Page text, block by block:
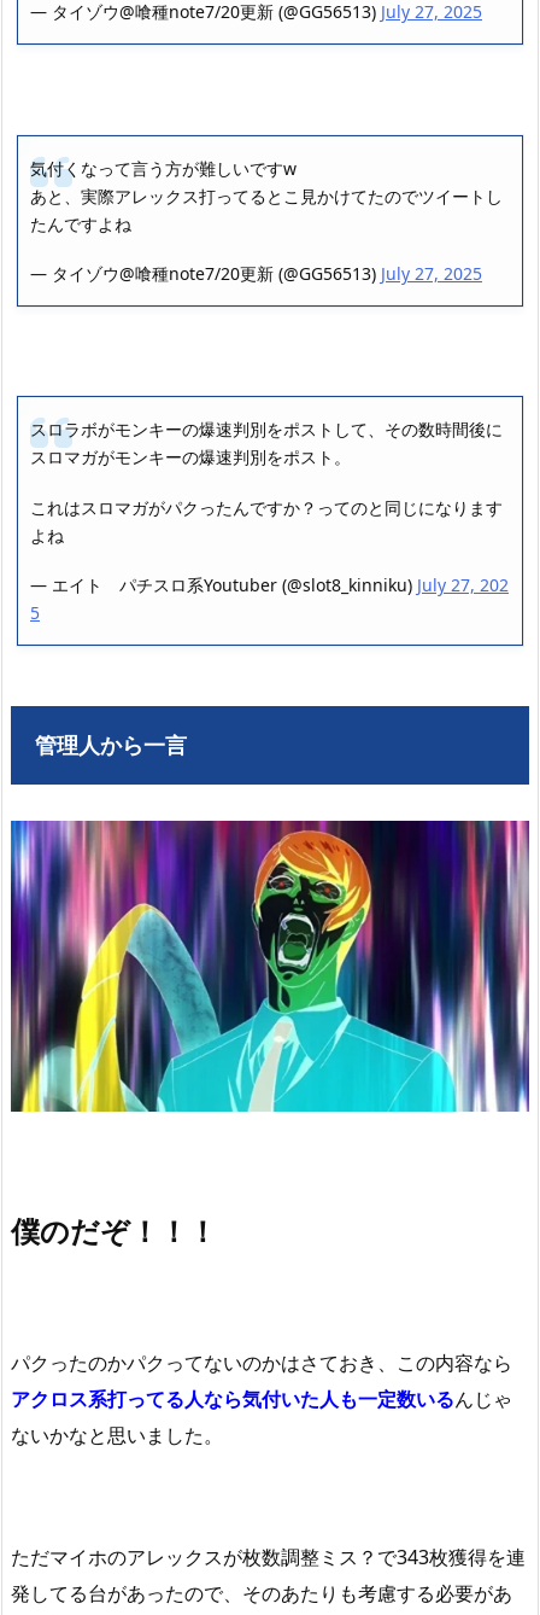
— タイゾウ@喰種note7/20更新 (@GG56513) July 27, 2025
気付くなって言う方が難しいですw
あと、実際アレックス打ってるとこ見かけてたのでツイートし
たんですよね
— タイゾウ@喰種note7/20更新 (@GG56513) July 27, 2025
スロラボがモンキーの爆速判別をポストして、その数時間後に
スロマガがモンキーの爆速判別をポスト。
これはスロマガがパクったんですか？ってのと同じになります
よね
— エイト パチスロ系Youtuber (@slot8_kinniku) July 27, 202
5
管理人から一言
僕のだぞ！！！
パクったのかパクってないのかはさておき、この内容なら
アクロス系打ってる人なら気付いた人も一定数いるんじゃ
ないかなと思いました。
ただマイホのアレックスが枚数調整ミス？で343枚獲得を連
発してる台があったので、そのあたりも考慮する必要があ